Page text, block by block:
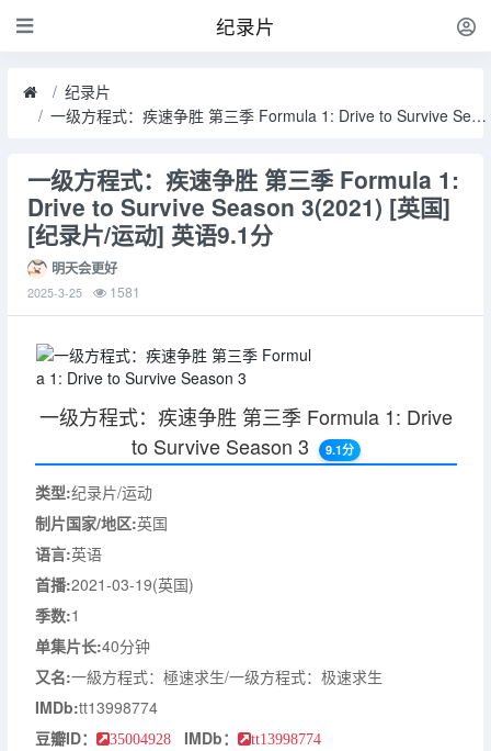
纪录片
纪录片
一级方程式：疾速争胜 第三季 Formula 1: Drive to Survive Season 3(2021) [英国] [纪录片/运动] 英语9.1分
一级方程式：疾速争胜 第三季 Formula 1:
Drive to Survive Season 3(2021) [英国]
[纪录片/运动] 英语9.1分
明天会更好
2025-3-25 1581
一级方程式：疾速争胜 第三季 Formula 1: Drive
to Survive Season 3
9.1分
类型:纪录片/运动
制片国家/地区:英国
语言:英语
首播:2021-03-19(英国)
季数:1
单集片长:40分钟
又名:一級方程式：極速求生/一级方程式：极速求生
IMDb:tt13998774
豆瓣ID：
35004928 IMDb： tt13998774